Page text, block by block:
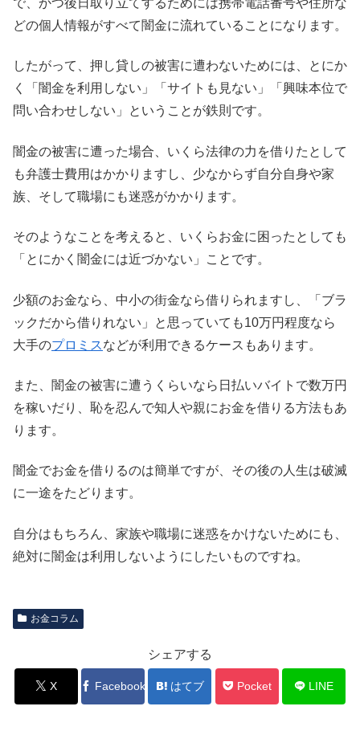
で、かつ後日取り立てするためには携帯電話番号や住所な
どの個人情報がすべて闇金に流れていることになります。
したがって、押し貸しの被害に遭わないためには、とにか
く「闇金を利用しない」「サイトも見ない」「興味本位で
問い合わせしない」ということが鉄則です。
闇金の被害に遭った場合、いくら法律の力を借りたとして
も弁護士費用はかかりますし、少なからず自分自身や家
族、そして職場にも迷惑がかかります。
そのようなことを考えると、いくらお金に困ったとしても
「とにかく闇金には近づかない」ことです。
少額のお金なら、中小の街金なら借りられますし、「ブラ
ックだから借りれない」と思っていても10万円程度なら
大手のプロミスなどが利用できるケースもあります。
また、闇金の被害に遭うくらいなら日払いバイトで数万円
を稼いだり、恥を忍んで知人や親にお金を借りる方法もあ
ります。
闇金でお金を借りるのは簡単ですが、その後の人生は破滅
に一途をたどります。
自分はもちろん、家族や職場に迷惑をかけないためにも、
絶対に闇金は利用しないようにしたいものですね。
お金コラム
シェアする
X Facebook はてブ Pocket LINE